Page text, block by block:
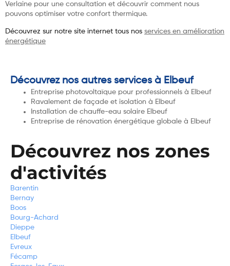
Verlaine pour une consultation et découvrir comment nous
pouvons optimiser votre confort thermique.
Découvrez sur notre site internet tous nos services en amélioration
énergétique
Découvrez nos autres services à Elbeuf
Entreprise photovoltaïque pour professionnels à Elbeuf
Ravalement de façade et isolation à Elbeuf
Installation de chauffe-eau solaire Elbeuf
Entreprise de rénovation énergétique globale à Elbeuf
Découvrez nos zones
d'activités
Barentin
Bernay
Boos
Bourg-Achard
Dieppe
Elbeuf
Evreux
Fécamp